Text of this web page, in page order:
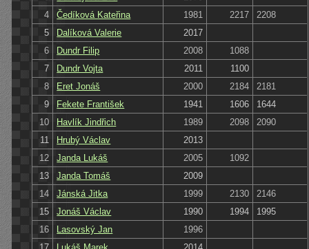
4
Čedíková Kateřina 1981 2217
2208
5
Dalíková Valerie
2017
6
Dundr Filip 2008
1088
7
Dundr Vojta 2011
1100
8
Eret Jonáš 2000 2184
2181
9
Fekete František 1941 1606
1644
10
Havlík Jindřich 1989 2098
2090
11
Hrubý Václav
2013
12
Janda Lukáš 2005
1092
13
Janda Tomáš
2009
14
Jánská Jitka 1999 2130
2146
15
Jonáš Václav 1990 1994
1995
16
Lasovský Jan
1996